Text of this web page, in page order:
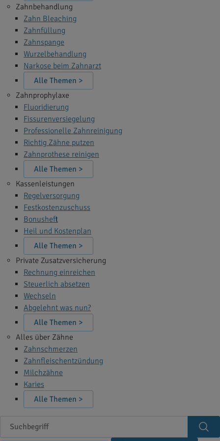
Zahnbehandlung
Zahn Bleaching
Zahnfüllung
Zahnspange
Wurzelbehandlung
Narkose beim Zahnarzt
Alle Themen >
Zahnprophylaxe
Fluoridierung
Fissurenversiegelung
Professionelle Zahnreinigung
Richtig Zähne putzen
Zahnprothese reinigen
Alle Themen >
Kassenleistungen
Regelversorgung
Festkostenzuschuss
Bonusheft
Heil und Kostenplan
Alle Themen >
Private Zusatzversicherung
Rechnung einreichen
Steuerlich absetzen
Wechseln
Abgelehnt was nun?
Alle Themen >
Alles über Zähne
Zahnschmerzen
Zahnfleischentzündung
Milchzähne
Karies
Alle Themen >
Suchbegriff